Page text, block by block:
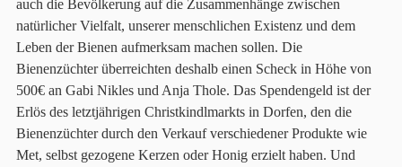
auch die Bevölkerung auf die Zusammenhänge zwischen
natürlicher Vielfalt, unserer menschlichen Existenz und dem
Leben der Bienen aufmerksam machen sollen. Die
Bienenzüchter überreichten deshalb einen Scheck in Höhe von
500€ an Gabi Nikles und Anja Thole. Das Spendengeld ist der
Erlös des letztjährigen Christkindlmarkts in Dorfen, den die
Bienenzüchter durch den Verkauf verschiedener Produkte wie
Met, selbst gezogene Kerzen oder Honig erzielt haben. Und